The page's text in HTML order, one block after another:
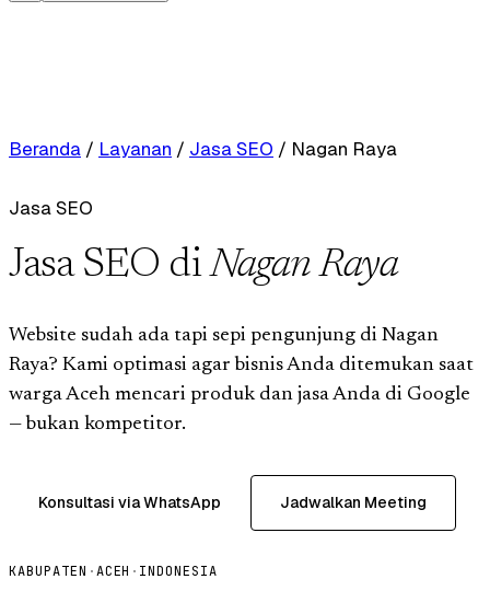
Beranda / Layanan / Jasa SEO / Nagan Raya
Jasa SEO
Jasa SEO diNagan Raya
Website sudah ada tapi sepi pengunjung di Nagan
Raya? Kami optimasi agar bisnis Anda ditemukan saat
warga Aceh mencari produk dan jasa Anda di Google
— bukan kompetitor.
Konsultasi via WhatsApp Jadwalkan Meeting
KABUPATEN ·ACEH · INDONESIA